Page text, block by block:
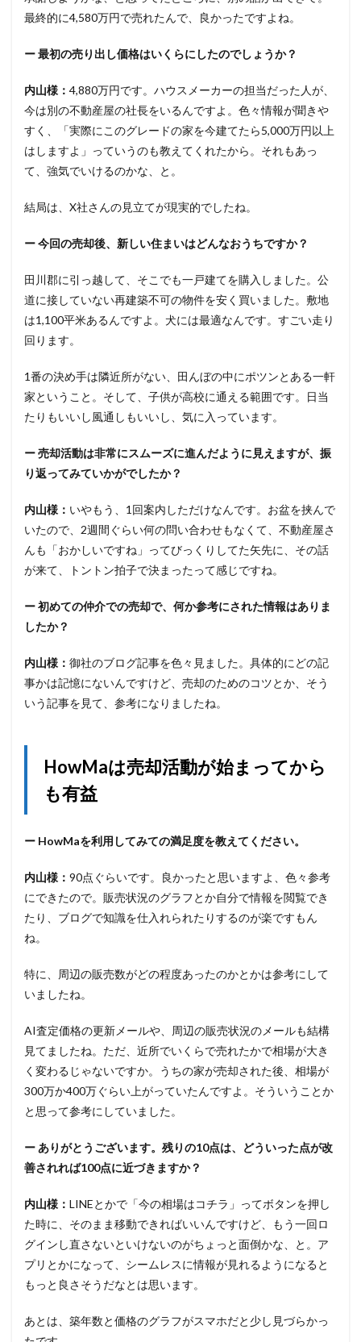
最終的に4,580万円で売れたんで、良かったですよね。
ー 最初の売り出し価格はいくらにしたのでしょうか？
内山様： 4,880万円です。ハウスメーカーの担当だった人が、
今は別の不動産屋の社長をいるんですよ。色々情報が聞きや
すく、「実際にこのグレードの家を今建てたら5,000万円以上
はしますよ」っていうのも教えてくれたから。それもあっ
て、強気でいけるのかな、と。
結局は、X社さんの見立てが現実的でしたね。
ー 今回の売却後、新しい住まいはどんなおうちですか？
田川郡に引っ越して、そこでも一戸建てを購入しました。公
道に接していない再建築不可の物件を安く買いました。敷地
は1,100平米あるんですよ。犬には最適なんです。すごい走り
回ります。
1番の決め手は隣近所がない、田んぼの中にポツンとある一軒
家ということ。そして、子供が高校に通える範囲です。日当
たりもいいし風通しもいいし、気に入っています。
ー 売却活動は非常にスムーズに進んだように見えますが、振
り返ってみていかがでしたか？
内山様： いやもう、1回案内しただけなんです。お盆を挟んで
いたので、2週間ぐらい何の問い合わせもなくて、不動産屋さ
んも「おかしいですね」ってびっくりしてた矢先に、その話
が来て、トントン拍子で決まったって感じですね。
ー 初めての仲介での売却で、何か参考にされた情報はありま
したか？
内山様： 御社のブログ記事を色々見ました。具体的にどの記
事かは記憶にないんですけど、売却のためのコツとか、そう
いう記事を見て、参考になりましたね。
HowMaは売却活動が始まってから
も有益
ー HowMaを利用してみての満足度を教えてください。
内山様： 90点ぐらいです。良かったと思いますよ、色々参考
にできたので。販売状況のグラフとか自分で情報を閲覧でき
たり、ブログで知識を仕入れられたりするのが楽ですもん
ね。
特に、周辺の販売数がどの程度あったのかとかは参考にして
いましたね。
AI査定価格の更新メールや、周辺の販売状況のメールも結構
見てましたね。ただ、近所でいくらで売れたかで相場が大き
く変わるじゃないですか。うちの家が売却された後、相場が
300万か400万ぐらい上がっていたんですよ。そういうことか
と思って参考にしていました。
ー ありがとうございます。残りの10点は、どういった点が改
善されれば100点に近づきますか？
内山様： LINEとかで「今の相場はコチラ」ってボタンを押し
た時に、そのまま移動できればいいんですけど、もう一回ロ
グインし直さないといけないのがちょっと面倒かな、と。ア
プリとかになって、シームレスに情報が見れるようになると
もっと良さそうだなとは思います。
あとは、築年数と価格のグラフがスマホだと少し見づらかっ